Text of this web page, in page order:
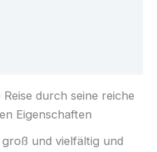
durch seine reiche
Eigenschaften
und vielfältig und